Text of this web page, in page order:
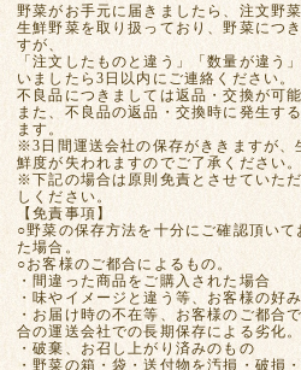
野菜がお手元に届きましたら、注文野
生鮮野菜を取り扱っており、野菜につ
すが、
「注文したものと違う」「数量が違う
いましたら3日以内にご連絡ください。
不良品につきましては返品・交換が可能
また、不良品の返品・交換時に発生す
ます。
※3日間運送会社の保存がききますが、
鮮度が失われますのでご了承ください。
※下記の場合は原則免責とさせていた
しください。
【免責事項】
○野菜の保存方法を十分にご確認頂い
た場合。
○お客様のご都合によるもの。
・間違った商品をご購入された場合
・味やイメージと違う等、お客様の好
・お届け時の不在等、お客様のご都合
合の運送会社での長期保存による劣化
・破棄、お召し上がり済みのもの
・野菜の箱・袋・送付物を汚損・破損